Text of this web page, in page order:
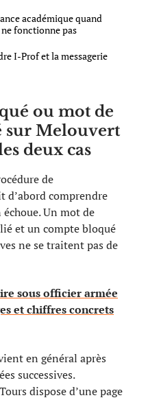
académique quand
fonctionne pas
I-Prof et la messagerie
ou mot de
sur Melouvert
deux cas
de
comprendre
Un mot de
et un compte bloqué
ne se traitent pas de
sous officier armée
et chiffres concrets
en général après
successives.
dispose d’une page